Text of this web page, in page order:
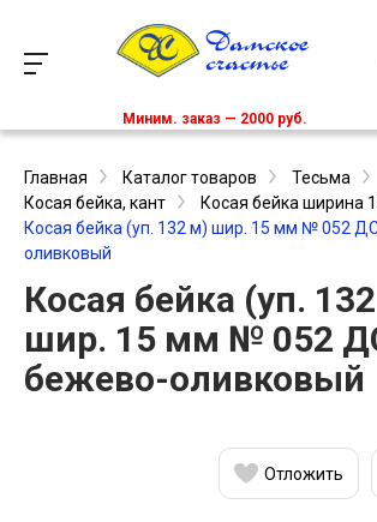
Миним. заказ — 2000 руб.
Главная Каталог товаров
Тесьма
Косая бейка, кант
Косая бейка ширина
Косая бейка (уп. 132 м) шир. 15 мм № 052
оливковый
Косая бейка (уп.
шир. 15 мм № 052
бежево-оливковый
Отложить